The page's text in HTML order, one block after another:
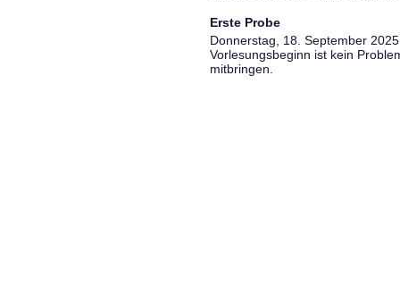
Erste Probe
Donnerstag, 18. September
Vorlesungsbeginn ist kein
mitbringen.